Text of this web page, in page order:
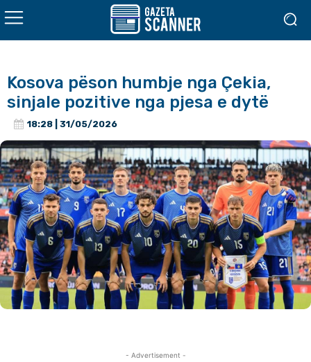
Kosova pëson humbje nga Çekia,
sinjale pozitive nga pjesa e dytë
18:28 | 31/05/2026
- Advertisement -